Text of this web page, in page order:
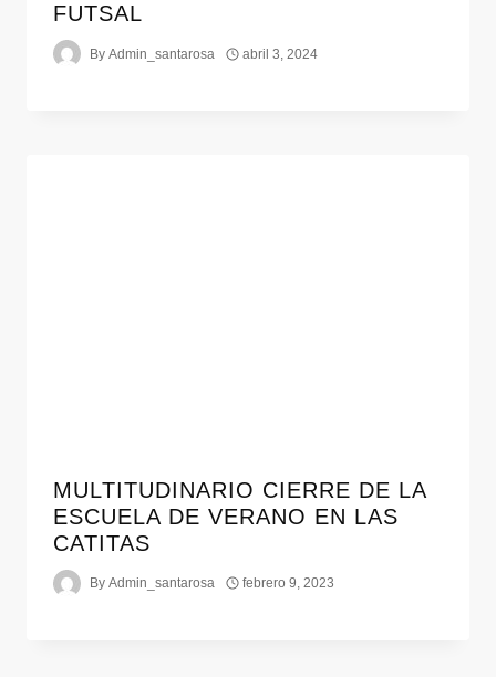
FUTSAL
By Admin_santarosa abril 3, 2024
MULTITUDINARIO CIERRE DE LA
ESCUELA DE VERANO EN LAS
CATITAS
By Admin_santarosa febrero 9, 2023